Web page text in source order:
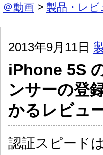
＠動画 > 製品・レビ
2013年9月11日
iPhone 5S
ンサーの登
かるレビュ
認証スピード